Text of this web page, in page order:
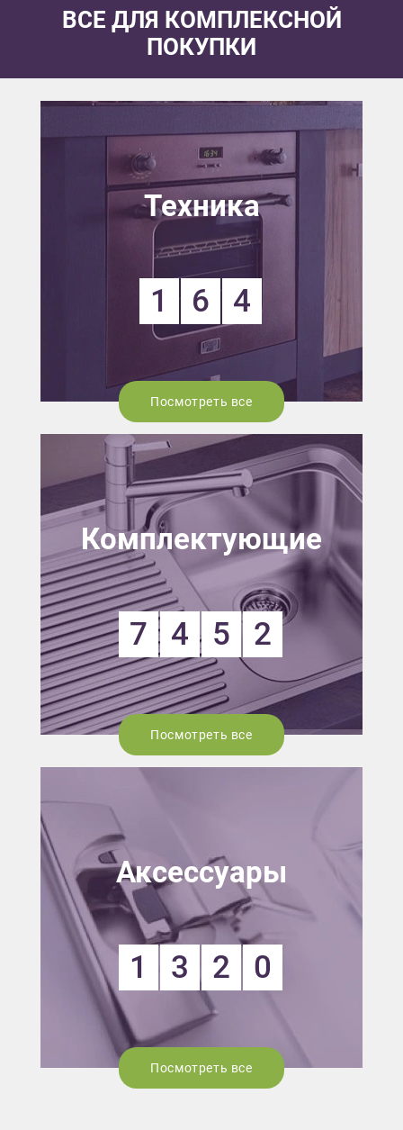
ВСЕ ДЛЯ КОМПЛЕКСНОЙ
ПОКУПКИ
Техника
1 6 4
Посмотреть все
Комплектующие
7 4 5 2
Посмотреть все
Аксессуары
1 3 2 0
Посмотреть все